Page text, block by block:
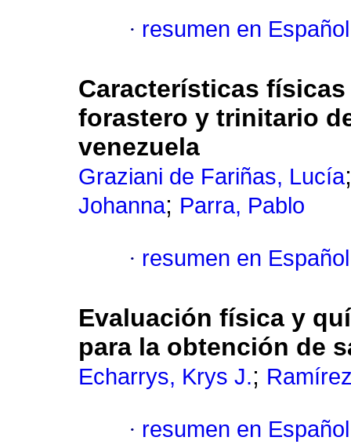
· resumen en Español
Características
forastero y trinitario
venezuela
Graziani de Fariñas, Lucía
Johanna; Parra, Pablo
· resumen en Español
Evaluación física y
para la obtención de
Echarrys, Krys J.;
· resumen en Español